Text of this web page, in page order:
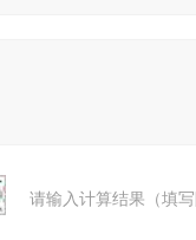
请输入计算结果（填